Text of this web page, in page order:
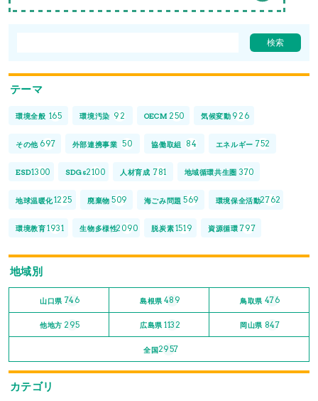
テーマ
環境全般 165 環境汚染 92 OECM 250 気候変動 926
その他 697 外部連携事業 50 協働取組 84 エネルギー 752
ESD1300 SDGs2100 人材育成 781 地域循環共生圏 370
地球温暖化1225 廃棄物 509 海ごみ問題 569 環境保全活動2762
環境教育1931 生物多様性2090 脱炭素1519 資源循環 797
地域別
山口県 746 島根県 489 鳥取県 476
他地方 295 広島県 1132 岡山県 847
全国2957
カテゴリ